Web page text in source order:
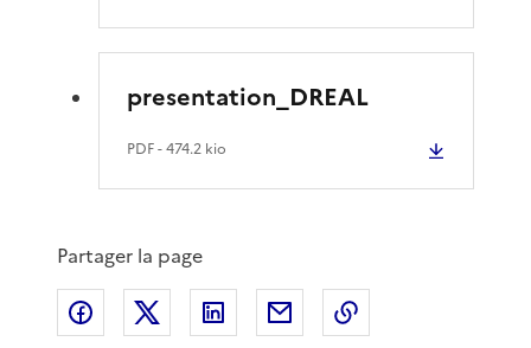
presentation_DREAL
PDF- 474.2 kio
Partager la page
Partager sur Facebook
Partager sur XPartager sur LinkedIn
Partager par email